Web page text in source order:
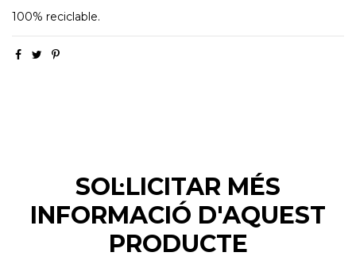
100% reciclable.
SOL·LICITAR MÉS
INFORMACIÓ D'AQUEST
PRODUCTE